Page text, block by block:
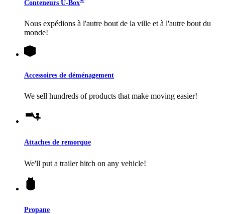
Conteneurs U-Box
Nous expédions à l'autre bout de la ville et à l'autre bout du
monde!
Accessoires de déménagement
We sell hundreds of products that make moving easier!
Attaches de remorque
We'll put a trailer hitch on any vehicle!
Propane